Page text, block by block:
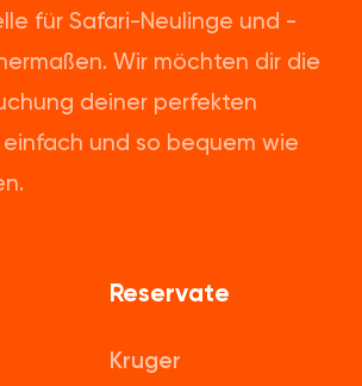
für Safari-Neulinge und -
Wir möchten dir die
deiner perfekten
einfach und so bequem wie
Reservate
Kruger